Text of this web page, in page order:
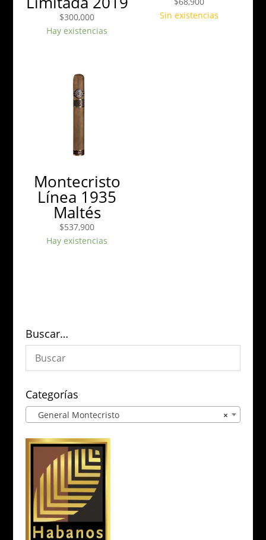
$300,000
Hay existencias
Sin existencias
Montecristo
Línea 1935
Maltés
$537,900
Hay existencias
Buscar…
Categorías
×
General Montecristo